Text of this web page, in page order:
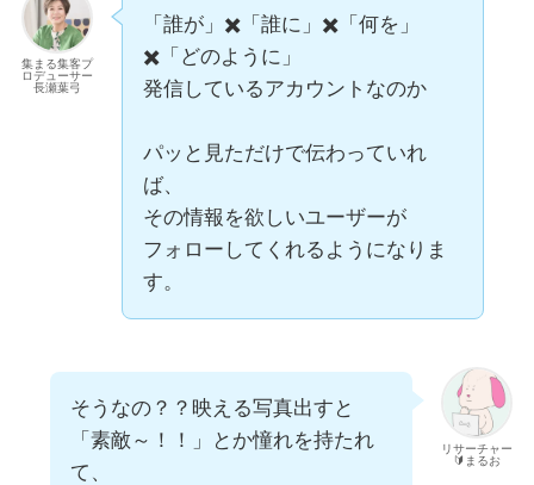
集まる集客プ
ロデューサー
長瀬葉弓
「誰が」✖️「誰に」✖️「何を」
✖️「どのように」
発信しているアカウントなのか
パッと見ただけで伝わっていれ
ば、
その情報を欲しいユーザーが
フォローしてくれるようになりま
す。
リサーチャー
🔰まるお
そうなの？？映える写真出すと
「素敵～！！」とか憧れを持たれ
て、